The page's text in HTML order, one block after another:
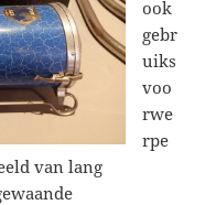
ook
gebr
uiks
voo
rwe
rpe
van lang